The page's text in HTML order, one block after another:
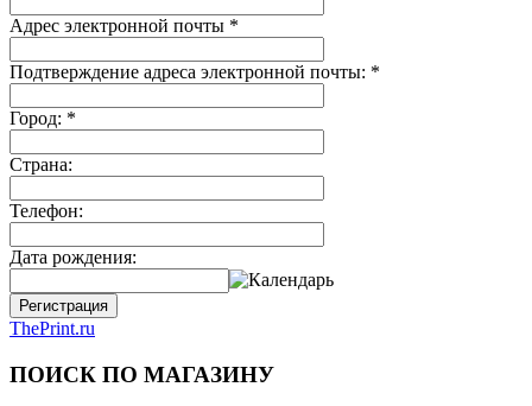
Адрес электронной почты *
Подтверждение адреса электронной почты: *
Город: *
Страна:
Телефон:
Дата рождения:
Регистрация
ThePrint.ru
ПОИСК ПО МАГАЗИНУ